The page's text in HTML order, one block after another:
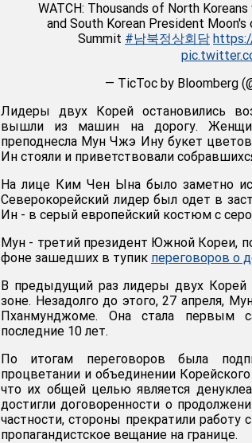
WATCH: Thousands of North
and South Korean President
Summit #남북정상회담
— TicToc by Bloomberg
Лидеры двух Корей остановились
вышли из машин на дорогу.
преподнесла Мун Чжэ Ину букет
Ин стояли и приветствовали
На лице Ким Чен Ына было заметно
Северокорейский лидер был одет в
Ин - в серый европейский костюм с
Мун - третий президент Южной Кореи,
фоне зашедших в тупик переговоров о
В предыдущий раз лидеры двух Корей
зоне. Незадолго до этого, 27 апреля,
Пханмунджоме. Она стала первым
последние 10 лет.
По итогам переговоров была
процветании и объединении
что их общей целью является
достигли договоренности о
частности, стороны прекратили
пропагандистское вещание на границе.